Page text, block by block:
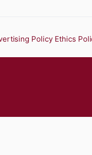
Policy Ethics